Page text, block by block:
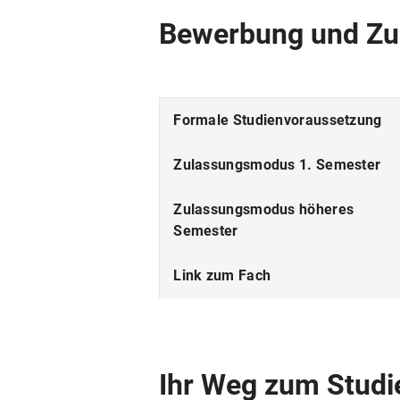
Studiensprache
Bewerbung und
Formale Studienvoraussetzung
Zulassungsmodus 1. Semester
Zulassungsmodus höheres
Semester
Link zum Fach
Ihr Weg zum